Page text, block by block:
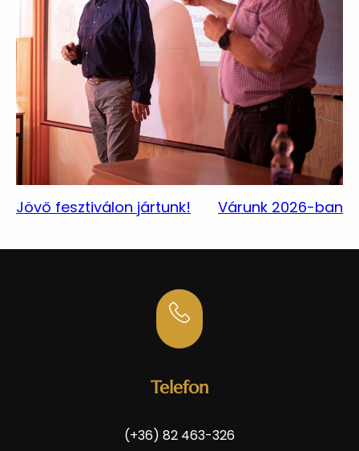
Jövő fesztiválon jártunk! Várunk 2026-ban
Telefon
(+36) 82 463-326